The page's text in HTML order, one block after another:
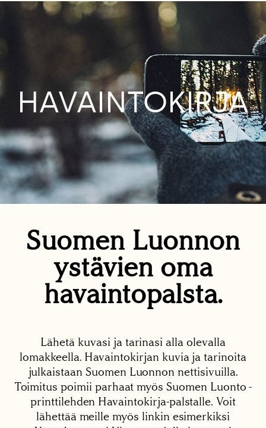
HAVAINTOKIRJA
Suomen Luonnon
ystävien oma
havaintopalsta.
Lähetä kuvasi ja tarinasi alla olevalla
lomakkeella. Havaintokirjan kuvia ja tarinoita
julkaistaan Suomen Luonnon nettisivuilla.
Toimitus poimii parhaat myös Suomen Luonto -
printtilehden Havaintokirja-palstalle. Voit
lähettää meille myös linkin esimerkiksi